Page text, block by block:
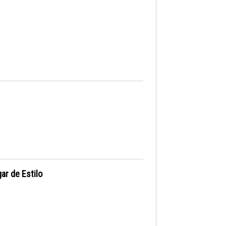
de Estilo